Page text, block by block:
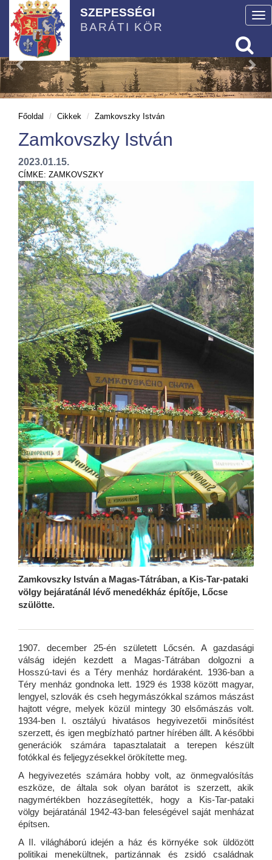
SZEPESSÉGI
BARÁTI KÖR
Főoldal Cikkek Zamkovszky István
Zamkovszky István
2023.01.15.
CÍMKE: ZAMKOVSZKY
Zamkovszky István a Magas-Tátrában, a Kis-Tar-pataki
völgy bejáratánál lévő menedékház építője, Lőcse
szülötte.
1907. december 25-én született Lőcsén. A gazdasági
válság idején kezdett a Magas-Tátrában dolgozni a
Hosszú-tavi és a Téry menház hordáraként. 1936-ban a
Téry menház gondnoka lett. 1929 és 1938 között magyar,
lengyel, szlovák és cseh hegymászókkal számos mászást
hajtott végre, melyek közül mintegy 30 elsőmászás volt.
1934-ben I. osztályú hivatásos hegyivezetői minősítést
szerzett, és igen megbízható partner hírében állt. A későbbi
generációk számára tapasztalatait a terepen készült
fotókkal és feljegyzésekkel örökítette meg.
A hegyivezetés számára hobby volt, az önmegvalósítás
eszköze, de általa sok olyan barátot is szerzett, akik
nagymértékben hozzásegítették, hogy a Kis-Tar-pataki
völgy bejáratánál 1942-43-ban feleségével saját menházat
építsen.
A II. világháború idején a ház és környéke sok üldözött
politikai menekültnek, partizánnak és zsidó családnak